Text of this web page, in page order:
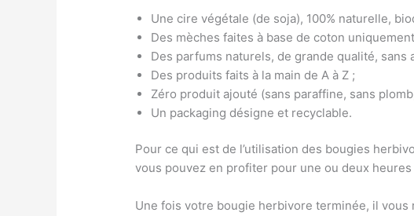
Une cire végétale (de soja), 100% naturelle,
Des mèches faites à base de coton
Des parfums naturels, de grande qualité, sans
Des produits faits à la main de A à Z ;
Zéro produit ajouté (sans paraffine, sans
Un packaging désigne et recyclable.
Pour ce qui est de l’utilisation des bougies
vous pouvez en profiter pour une ou deux heures
Une fois votre bougie herbivore terminée, il vous